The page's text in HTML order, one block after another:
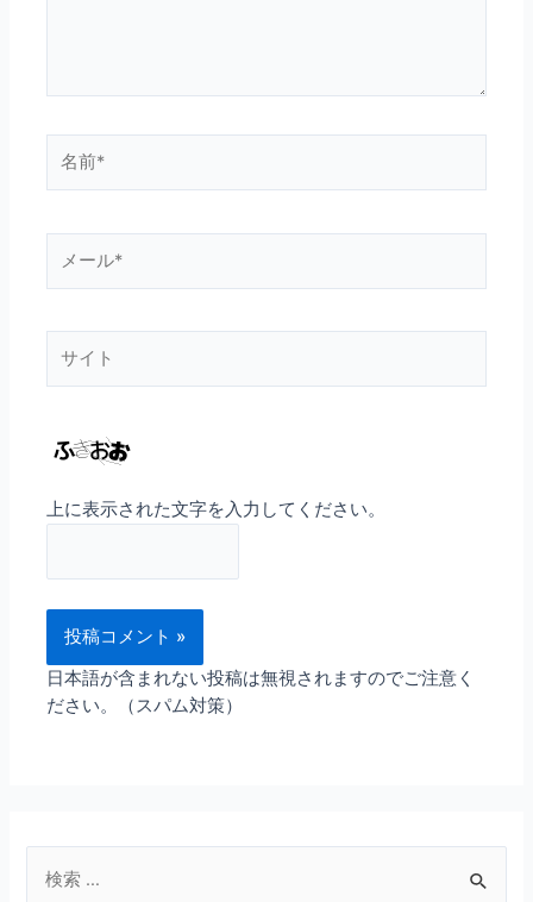
前
ー
*
上に表示された文字を入力してください。
日本語が含まれない投稿は無視されますのでご注意く
ださい。（スパム対策）